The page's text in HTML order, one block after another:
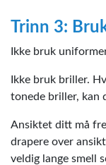
Trinn 3:
Ikke bruk
Ikke bruk briller.
tonede briller, kan
Ansiktet ditt må
drapere over
veldig lange smell